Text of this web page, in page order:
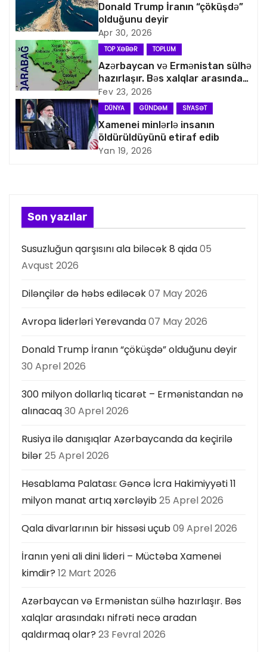
v
i
q
a
s
i
s
Donald Trump İranın “çöküşdə”
olduğunu deyir
Apr 30, 2026
TOP XƏBƏR TOPLUM
Azərbaycan və Ermənistan sülhə
hazırlaşır. Bəs xalqlar arasındakı
nifrəti necə aradan qaldırmaq
olar?
Fev 23, 2026
DÜNYA GÜNDƏM SIYASƏT
Xamenei minlərlə insanın
öldürüldüyünü etiraf edib
Yan 19, 2026
Son yazılar
Susuzluğun qarşısını ala biləcək 8 qida05
Avqust 2026
Dilənçilər də həbs ediləcək07 May 2026
Avropa liderləri Yerevanda07 May 2026
Donald Trump İranın “çöküşdə” olduğunu deyir
30 Aprel 2026
300 milyon dollarlıq ticarət – Ermənistandan nə
alınacaq30 Aprel 2026
Rusiya ilə danışıqlar Azərbaycanda da keçirilə
bilər25 Aprel 2026
Hesablama Palatası: Gəncə İcra Hakimiyyəti 11
milyon manat artıq xərcləyib25 Aprel 2026
Qala divarlarının bir hissəsi uçub09 Aprel 2026
İranın yeni ali dini lideri – Müctəba Xamenei
kimdir? 12 Mart 2026
Azərbaycan və Ermənistan sülhə hazırlaşır. Bəs
xalqlar arasındakı nifrəti necə aradan
qaldırmaq olar? 23 Fevral 2026